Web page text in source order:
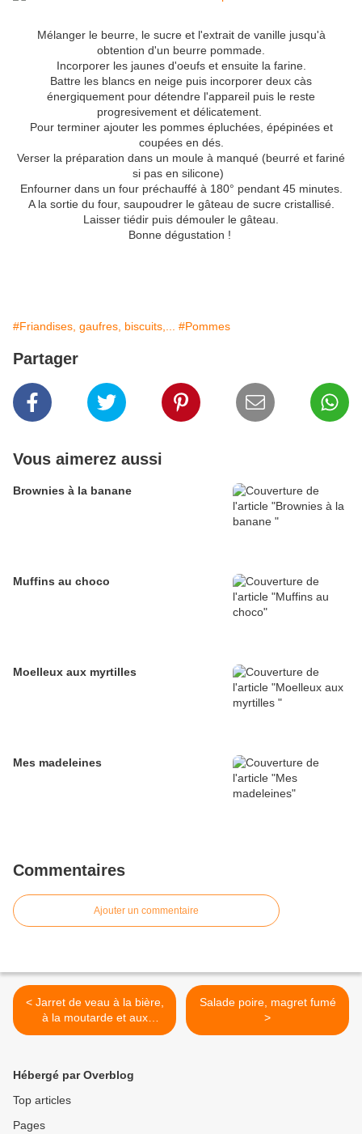
Mélanger le beurre, le sucre et l'extrait de vanille jusqu'à
obtention d'un beurre pommade.
Incorporer les jaunes d'oeufs et ensuite la farine.
Battre les blancs en neige puis incorporer deux càs
énergiquement pour détendre l'appareil puis le reste
progresivement et délicatement.
Pour terminer ajouter les pommes épluchées, épépinées et
coupées en dés.
Verser la préparation dans un moule à manqué (beurré et fariné
si pas en silicone)
Enfourner dans un four préchauffé à 180° pendant 45 minutes.
A la sortie du four, saupoudrer le gâteau de sucre cristallisé.
Laisser tiédir puis démouler le gâteau.
Bonne dégustation !
#Friandises, gaufres, biscuits,... #Pommes
Partager
Vous aimerez aussi
Brownies à la banane
Muffins au choco
Moelleux aux myrtilles
Mes madeleines
Commentaires
Ajouter un commentaire
< Jarret de veau à la bière,
à la moutarde et aux
senteurs provençales
Salade poire, magret fumé
>
Hébergé par Overblog
Top articles
Pages